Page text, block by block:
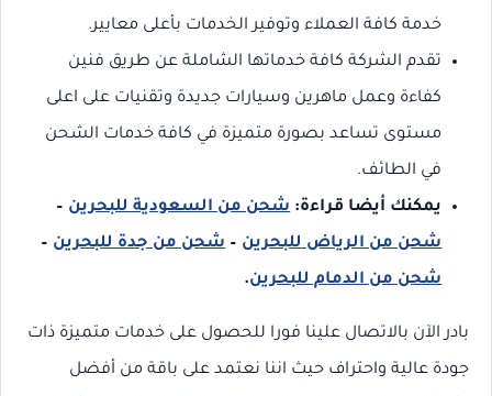
خدمة كافة العملاء وتوفير الخدمات بأعلى معايير.
تقدم الشركة كافة خدماتها الشاملة عن طريق فنين
كفاءة وعمل ماهرين وسيارات جديدة وتقنيات على اعلى
مستوى تساعد بصورة متميزة في كافة خدمات الشحن
في الطائف.
يمكنك أيضا قراءة:شحن من السعودية للبحرين –
شحن من الرياض للبحرين –شحن من جدة للبحرين –
شحن من الدمام للبحرين.
بادر الآن بالاتصال علينا فورا للحصول على خدمات متميزة ذات
جودة عالية واحتراف حيث اننا نعتمد على باقة من أفضل